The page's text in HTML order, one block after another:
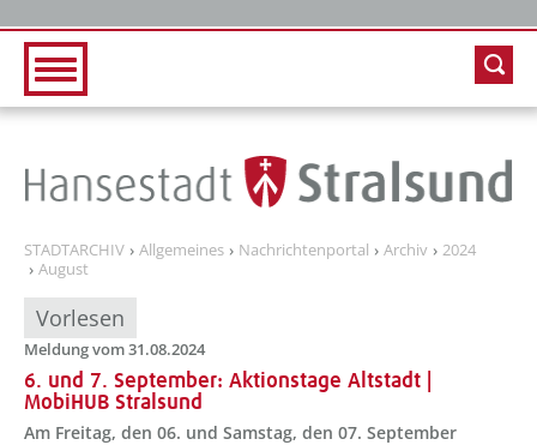
STADTARCHIV Allgemeines Nachrichtenportal Archiv
2024
August
Vorlesen
Meldung vom 31.08.2024
6. und 7. September: Aktionstage Altstadt |
MobiHUB Stralsund
Am Freitag, den 06. und Samstag, den 07. September